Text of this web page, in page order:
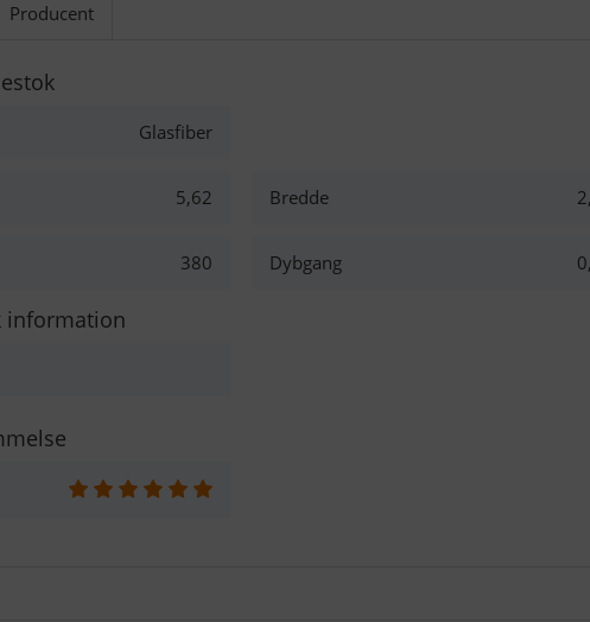
Producent
Glasfiber
5,62 Bredde
380 Dybgang
information